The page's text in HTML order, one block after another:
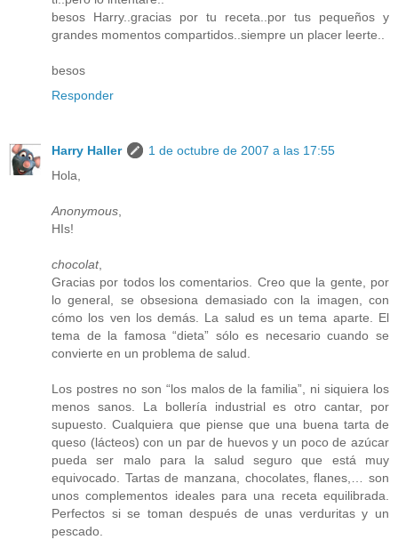
besos Harry..gracias por tu receta..por tus pequeños y
grandes momentos compartidos..siempre un placer leerte..
besos
Responder
Harry Haller
1 de octubre de 2007 a las 17:55
Hola,
Anonymous
HIs!
chocolat,
Gracias por todos los comentarios. Creo que la gente, por
lo general, se obsesiona demasiado con la imagen, con
cómo los ven los demás. La salud es un tema aparte. El
tema de la famosa “dieta” sólo es necesario cuando se
convierte en un problema de salud.
Los postres no son “los malos de la familia”, ni siquiera los
menos sanos. La bollería industrial es otro cantar, por
supuesto. Cualquiera que piense que una buena tarta de
queso (lácteos) con un par de huevos y un poco de azúcar
pueda ser malo para la salud seguro que está muy
equivocado. Tartas de manzana, chocolates, flanes,… son
unos complementos ideales para una receta equilibrada.
Perfectos si se toman después de unas verduritas y un
pescado.